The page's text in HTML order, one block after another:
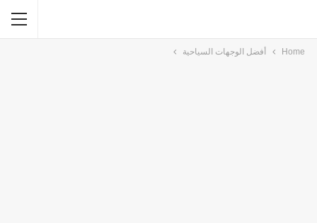
Home أفضل الوجهات السياحية